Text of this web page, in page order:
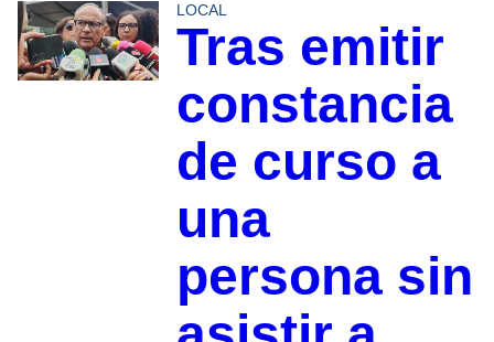
LOCAL
Tras emitir
constancia
de curso a
una
persona sin